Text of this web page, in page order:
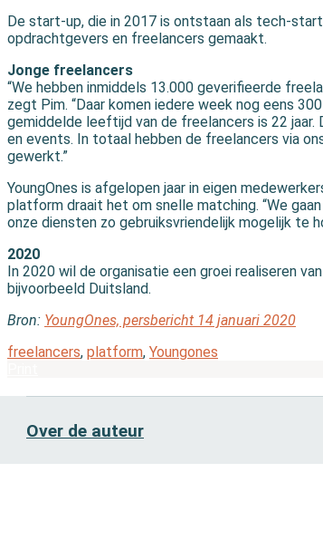
De start-up, die in 2017 is ontstaan als tech-
opdrachtgevers en freelancers gemaakt.
Jonge freelancers
“We hebben inmiddels 13.000 geverifieerde
zegt Pim. “Daar komen iedere week nog eens
gemiddelde leeftijd van de freelancers is 22 jaar.
en events. In totaal hebben de freelancers via
gewerkt.”
YoungOnes is afgelopen jaar in eigen
platform draait het om snelle matching. “We
onze diensten zo gebruiksvriendelijk mogelijk te
2020
In 2020 wil de organisatie een groei realiseren
bijvoorbeeld Duitsland.
Bron: YoungOnes, persbericht 14 januari 2020
freelancers, platform, Youngones
Over de auteur